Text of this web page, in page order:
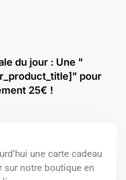
du jour : Une "
pour
25€ !
une carte cadeau
sur notre boutique en